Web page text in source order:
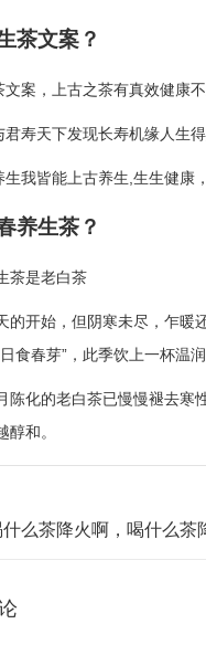
茶文案？
案，上古之茶有真效健康不
寿天下发现长寿机缘人生得
我皆能上古养生,生生健康，
养生茶？
茶是老白茶
的开始，但阴寒未尽，乍暖
食春芽”，此季饮上一杯温
陈化的老白茶已慢慢褪去
醇和。
什么茶降火啊，喝什么茶